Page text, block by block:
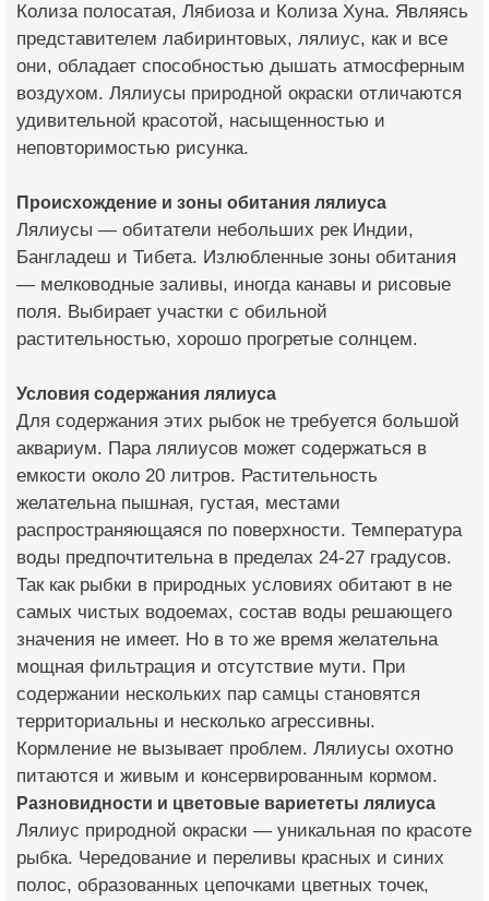
Колиза полосатая, Лябиоза и Колиза Хуна. Являясь
представителем лабиринтовых, лялиус, как и все
они, обладает способностью дышать атмосферным
воздухом. Лялиусы природной окраски отличаются
удивительной красотой, насыщенностью и
неповторимостью рисунка.
Происхождение и зоны обитания лялиуса
Лялиусы — обитатели небольших рек Индии,
Бангладеш и Тибета. Излюбленные зоны обитания
— мелководные заливы, иногда канавы и рисовые
поля. Выбирает участки с обильной
растительностью, хорошо прогретые солнцем.
Условия содержания лялиуса
Для содержания этих рыбок не требуется большой
аквариум. Пара лялиусов может содержаться в
емкости около 20 литров. Растительность
желательна пышная, густая, местами
распространяющаяся по поверхности. Температура
воды предпочтительна в пределах 24-27 градусов.
Так как рыбки в природных условиях обитают в не
самых чистых водоемах, состав воды решающего
значения не имеет. Но в то же время желательна
мощная фильтрация и отсутствие мути. При
содержании нескольких пар самцы становятся
территориальны и несколько агрессивны.
Кормление не вызывает проблем. Лялиусы охотно
питаются и живым и консервированным кормом.
Разновидности и цветовые вариететы лялиуса
Лялиус природной окраски — уникальная по красоте
рыбка. Чередование и переливы красных и синих
полос, образованных цепочками цветных точек,